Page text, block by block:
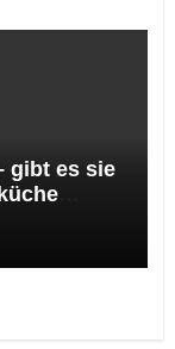
gibt es sie
& Co